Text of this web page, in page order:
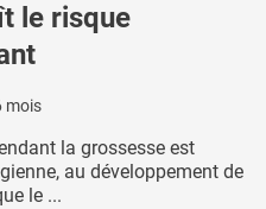
le risque
mois
la grossesse est
au développement de
le ...